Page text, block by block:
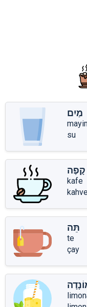
מַיִם
su
קָפֶה
kafe
תֵּה
te
çay